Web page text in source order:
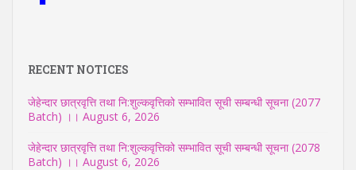
RECENT NOTICES
जेहेन्दार छात्रवृत्ति तथा नि:शुल्कवृत्तिको सम्भावित सूची सम्बन्धी सूचना (2077
Batch) ।। August 6, 2026
जेहेन्दार छात्रवृत्ति तथा नि:शुल्कवृत्तिको सम्भावित सूची सम्बन्धी सूचना (2078
Batch) ।। August 6, 2026